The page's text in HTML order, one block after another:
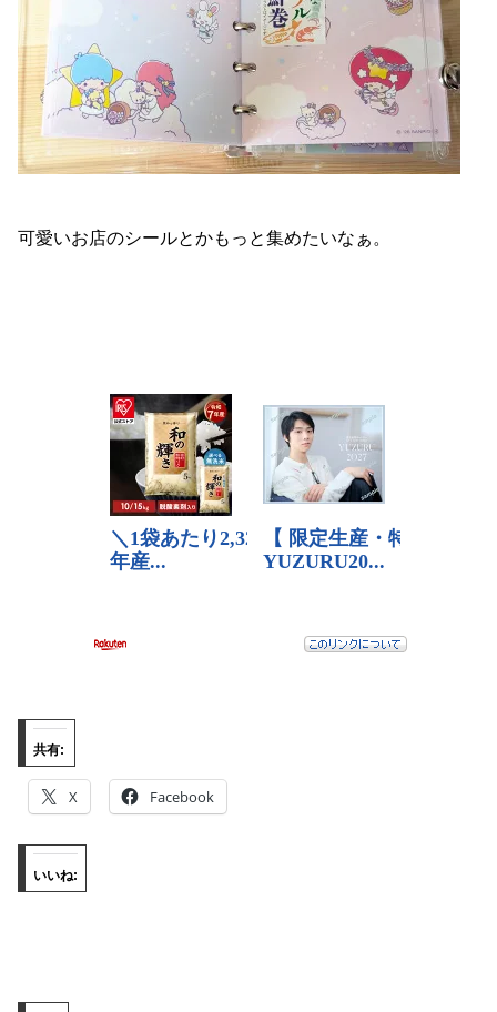
可愛いお店のシールとかもっと集めたいなぁ。
共有:
X Facebook
いいね: